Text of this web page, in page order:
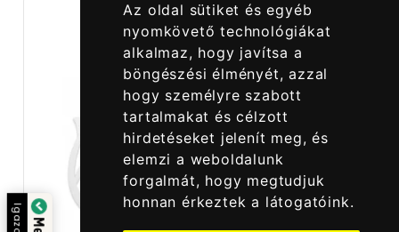
Az oldal sütiket és egyéb
nyomkövető technológiákat
alkalmaz, hogy javítsa a
böngészési élményét, azzal
hogy személyre szabott
tartalmakat és célzott
hirdetéseket jelenít meg, és
elemzi a weboldalunk
forgalmát, hogy megtudjuk
honnan érkeztek a látogatóink.